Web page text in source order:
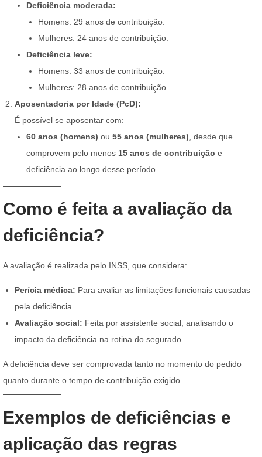
Deficiência moderada:
Homens: 29 anos de contribuição.
Mulheres: 24 anos de contribuição.
Deficiência leve:
Homens: 33 anos de contribuição.
Mulheres: 28 anos de contribuição.
Aposentadoria por Idade (PcD):
É possível se aposentar com:
60 anos (homens) ou 55 anos (mulheres) , desde que
comprovem pelo menos 15 anos de contribuição e
deficiência ao longo desse período.
Como é feita a avaliação da
deficiência?
A avaliação é realizada pelo INSS, que considera:
Perícia médica: Para avaliar as limitações funcionais causadas
pela deficiência.
Avaliação social: Feita por assistente social, analisando o
impacto da deficiência na rotina do segurado.
A deficiência deve ser comprovada tanto no momento do pedido
quanto durante o tempo de contribuição exigido.
Exemplos de deficiências e
aplicação das regras